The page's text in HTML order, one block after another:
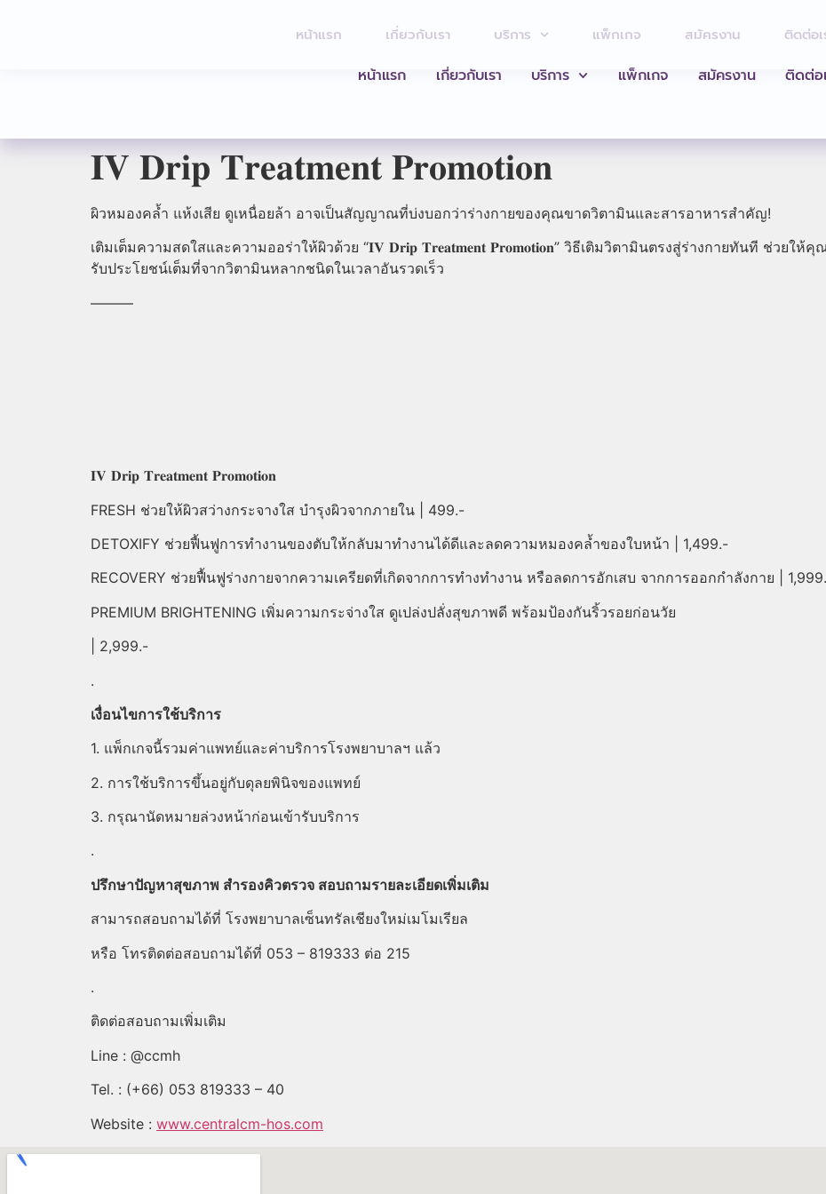
หน้าแรก เกี่ยวกับเรา บริการ แพ็กเกจ สมัครงาน ติดต่อเ
หน้าแรก
เกี่ยวกับเรา บริการ แพ็กเกจ สมัครงาน ติดต่อ
𝐈𝐕 𝐃𝐫𝐢𝐩 𝐓𝐫𝐞𝐚𝐭𝐦𝐞𝐧𝐭 𝐏𝐫𝐨𝐦𝐨𝐭𝐢𝐨𝐧
ผิวหมองคล้ำ แห้งเสีย ดูเหนื่อยล้า อาจเป็นสัญญาณที่บ่งบอกว่าร่างกายของคุณขาดวิตามินและสารอาหารสำคัญ!
เติมเต็มความสดใสและความออร่าให้ผิวด้วย “𝐈𝐕 𝐃𝐫𝐢𝐩 𝐓𝐫𝐞𝐚𝐭𝐦𝐞𝐧𝐭 𝐏𝐫𝐨𝐦𝐨𝐭𝐢𝐨𝐧” วิธีเติมวิตามินตรงสู่ร่างกายทันที ช่วยใ
รับประโยชน์เต็มที่จากวิตามินหลากชนิดในเวลาอันรวดเร็ว
———
𝐈𝐕 𝐃𝐫𝐢𝐩 𝐓𝐫𝐞𝐚𝐭𝐦𝐞𝐧𝐭 𝐏𝐫𝐨𝐦𝐨𝐭𝐢𝐨𝐧
FRESH ช่วยให้ผิวสว่างกระจางใส บำรุงผิวจากภายใน | 499.-
DETOXIFY ช่วยฟื้นฟูการทำงานของตับให้กลับมาทำงานได้ดีและลดความหมองคล้ำของใบหน้า | 1,499.-
RECOVERY ช่วยฟื้นฟูร่างกายจากความเครียดที่เกิดจากการทำงทำงาน หรือลดการอักเสบ จากการออกกำลังกาย |
PREMIUM BRIGHTENING เพิ่มความกระจ่างใส ดูเปล่งปลั่งสุขภาพดี พร้อมป้องกันริ้วรอยก่อนวัย
| 2,999.-
.
เงื่อนไขการใช้บริการ
1. แพ็กเกจนี้รวมค่าแพทย์และค่าบริการโรงพยาบาลฯ แล้ว
2. การใช้บริการขึ้นอยู่กับดุลยพินิจของแพทย์
3. กรุณานัดหมายล่วงหน้าก่อนเข้ารับบริการ
.
ปรึกษาปัญหาสุขภาพ สำรองคิวตรวจ สอบถามรายละเอียดเพิ่มเติม
สามารถสอบถามได้ที่ โรงพยาบาลเซ็นทรัลเชียงใหม่เมโมเรียล
หรือ โทรติดต่อสอบถามได้ที่ 053 – 819333 ต่อ 215
.
ติดต่อสอบถามเพิ่มเติม
Line : @ccmh
Tel. : (+66) 053 819333 – 40
Website : www.centralcm-hos.com